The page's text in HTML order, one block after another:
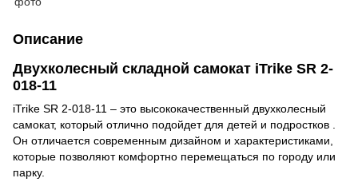
Описание
Двухколесный складной самокат iTrike SR 2-
018-11
iTrike SR 2-018-11 – это высококачественный двухколесный
самокат, который отлично подойдет для детей и подростков .
Он отличается современным дизайном и характеристиками,
которые позволяют комфортно перемещаться по городу или
парку.